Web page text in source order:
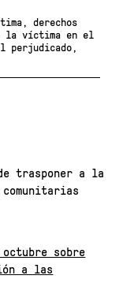
derechos
la víctima en el
perjudicado,
trasponer a la
sobre
a las